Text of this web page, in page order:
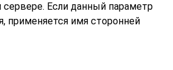
сервере. Если данный параметр
применяется имя сторонней